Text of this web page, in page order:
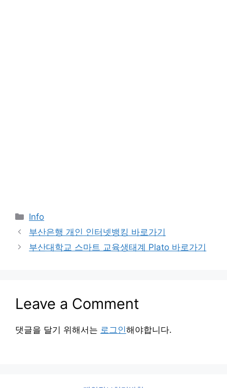
Categories
Info
부산은행 개인 인터넷뱅킹 바로가기
부산대학교 스마트 교육생태계 Plato 바로가기
Leave a Comment
댓글을 달기 위해서는 로그인해야합니다.